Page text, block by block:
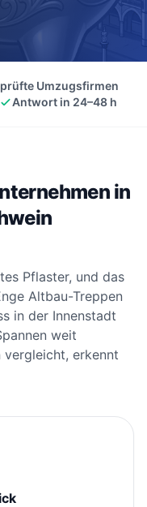
Umzugsfirmen
Antwort in 24–48 h
in
Pflaster, und das
Altbau-Treppen
in der Innenstadt
weit
vergleicht, erkennt